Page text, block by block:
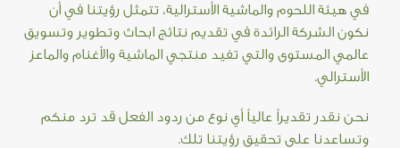
الموارد
في هيئة اللحوم والماشية الأسترالية، تتمثل رؤيتنا في أن
نكون الشركة الرائدة في تقديم نتائج ابحاث وتطوير وتسويق
عالمي المستوى والتي تفيد منتجي الماشية والأغنام والماعز
الأسترالي.
نحن نقدر تقديراً عالياً أي نوع من ردود الفعل قد ترد منكم
وتساعدنا على تحقيق رؤيتنا تلك.